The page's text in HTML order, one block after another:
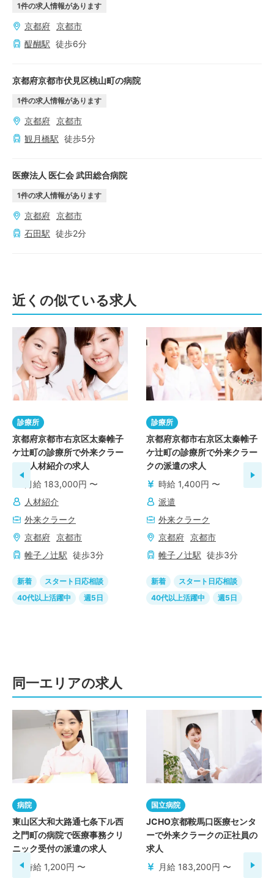
1件の求人情報があります
京都府 京都市
醍醐駅 徒歩6分
京都府京都市伏見区桃山町の病院
1件の求人情報があります
京都府 京都市
観月橋駅 徒歩5分
医療法人 医仁会 武田総合病院
1件の求人情報があります
京都府 京都市
石田駅 徒歩2分
近くの似ている求人
診療所
京都府京都市右京区太秦帷子
ケ辻町の診療所で外来クラー
クの人材紹介の求人
月給 183,000円 〜
人材紹介
外来クラーク
京都府 京都市
帷子ノ辻駅 徒歩3分
新着
スタート日応相談
40代以上活躍中
週5日
診療所
京都府京都市右京区太秦帷子
ケ辻町の診療所で外来クラー
クの派遣の求人
時給 1,400円 〜
派遣
外来クラーク
京都府 京都市
帷子ノ辻駅 徒歩3分
新着
スタート日応相談
40代以上活躍中
週5日
同一エリアの求人
病院
東山区大和大路通七条下ル西
之門町の病院で医療事務クリ
ニック受付の派遣の求人
時給 1,200円 〜
国立病院
JCHO京都鞍馬口医療センタ
ーで外来クラークの正社員の
求人
月給 183,200円 〜